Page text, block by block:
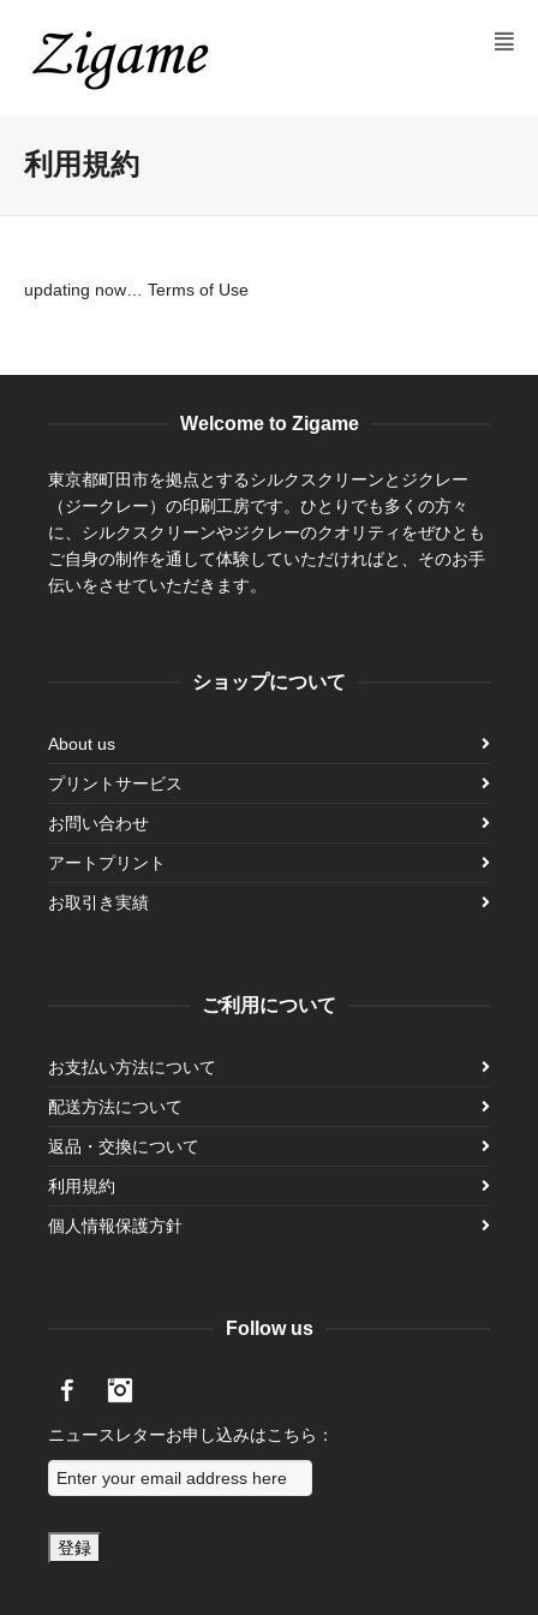
利用規約
updating now… Terms of Use
Welcome to Zigame
東京都町田市を拠点とするシルクスクリーンとジクレー
（ジークレー）の印刷工房です。ひとりでも多くの方々
に、シルクスクリーンやジクレーのクオリティをぜひとも
ご自身の制作を通して体験していただければと、そのお手
伝いをさせていただきます。
ショップについて
About us
プリントサービス
お問い合わせ
アートプリント
お取引き実績
ご利用について
お支払い方法について
配送方法について
返品・交換について
利用規約
個人情報保護方針
Follow us
Facebook
ニュースレターお申し込みはこちら：